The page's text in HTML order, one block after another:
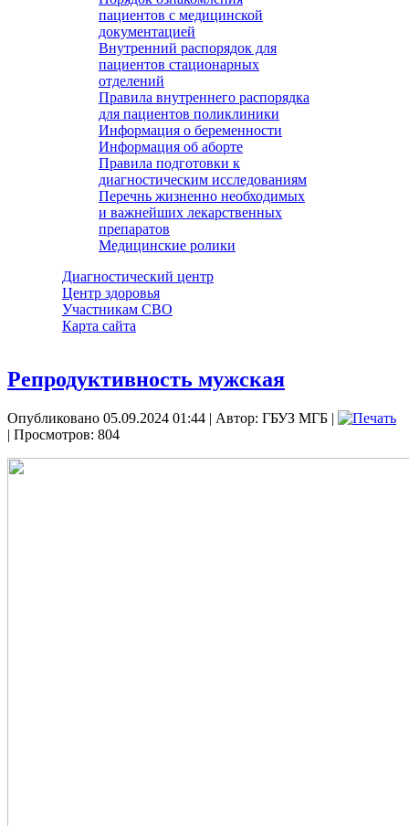
пациентов с медицинской
документацией
Внутренний распорядок для
пациентов стационарных
отделений
Правила внутреннего распорядка
для пациентов поликлиники
Информация о беременности
Информация об аборте
Правила подготовки к
диагностическим исследованиям
Перечнь жизненно необходимых
и важнейших лекарственных
препаратов
Медицинские ролики
Диагностический центр
Центр здоровья
Участникам СВО
Карта сайта
Репродуктивность мужская
Опубликовано 05.09.2024 01:44 | Автор: ГБУЗ МГБ |
| Просмотров: 804